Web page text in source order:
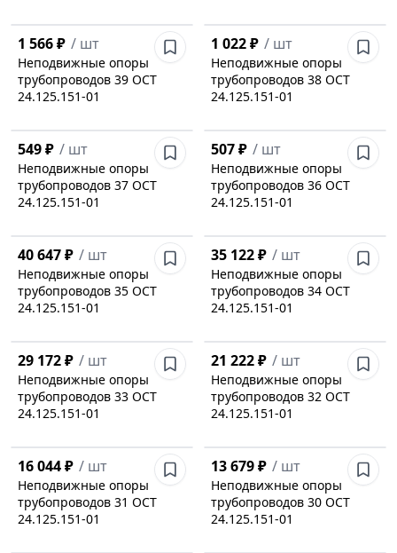
1 566 ₽ / шт
Неподвижные опоры
трубопроводов 39 ОСТ
24.125.151-01
1 022 ₽ / шт
Неподвижные опоры
трубопроводов 38 ОСТ
24.125.151-01
549 ₽ / шт
Неподвижные опоры
трубопроводов 37 ОСТ
24.125.151-01
507 ₽ / шт
Неподвижные опоры
трубопроводов 36 ОСТ
24.125.151-01
40 647 ₽ / шт
Неподвижные опоры
трубопроводов 35 ОСТ
24.125.151-01
35 122 ₽ / шт
Неподвижные опоры
трубопроводов 34 ОСТ
24.125.151-01
29 172 ₽ / шт
Неподвижные опоры
трубопроводов 33 ОСТ
24.125.151-01
21 222 ₽ / шт
Неподвижные опоры
трубопроводов 32 ОСТ
24.125.151-01
16 044 ₽ / шт
Неподвижные опоры
трубопроводов 31 ОСТ
24.125.151-01
13 679 ₽ / шт
Неподвижные опоры
трубопроводов 30 ОСТ
24.125.151-01